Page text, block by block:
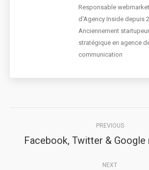
Responsable
d'Agency Inside depuis
Anciennement
stratégique en agence
communication
navigation
PREVIOUS
Previous
Facebook, Twitter & Google
NEXT